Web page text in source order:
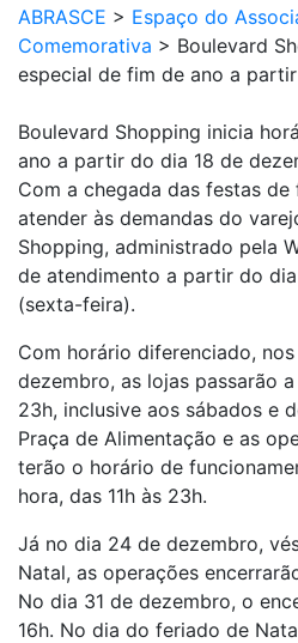
ABRASCE > Espaço do
Comemorativa > Boulevard
especial de fim de ano a
Boulevard Shopping inicia
ano a partir do dia 18 de
Com a chegada das festas de
atender às demandas do
Shopping, administrado pela
de atendimento a partir do
(sexta-feira).
Com horário diferenciado,
dezembro, as lojas passarão
23h, inclusive aos sábados e
Praça de Alimentação e as
terão o horário de
hora, das 11h às 23h.
Já no dia 24 de dezembro,
Natal, as operações
No dia 31 de dezembro, o
16h. No dia do feriado de